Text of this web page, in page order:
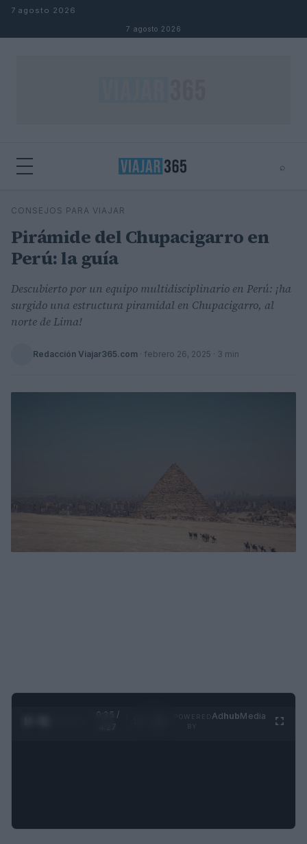
Saltar al contenido
7 agosto 2026
7 agosto 2026
⌕
Buscar
CONSEJOS PARA VIAJAR
Pirámide del Chupacigarro en
Perú: la guía
Descubierto por un equipo multidisciplinario en Perú: ¡ha
surgido una estructura piramidal en Chupacigarro, al
norte de Lima!
Redacción Viajar365.com · febrero 26, 2025 · 3 min
0:26 /
AdhubMedia